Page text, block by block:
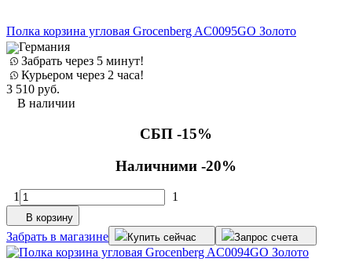
Полка корзина угловая Grocenberg AC0095GO Золото
Германия
Забрать через 5 минут!
Курьером через 2 часа!
3 510 руб.
В наличии
СБП -15%
Наличними -20%
1 1
В корзину
Забрать в магазине Купить сейчас Запрос счета